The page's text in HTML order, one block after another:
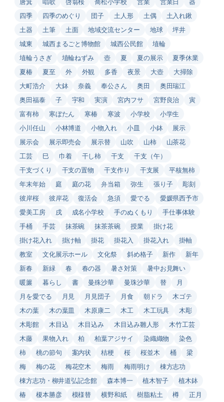
四季
四季のめぐり 団子 土人形 土偶
土入れ鍬
土器
土筆 土面 地域交流センター 地球
坪井
城東
城西まるごと博物館 城西公民館
埴輪
埴輪うさぎ
埴輪ねずみ 壺 夏 夏の展示
夏季休業
夏椿
夏至 外 外観 多香 夜景 大壺
大掃除
大町浩介
大鉢 奈義 奉公さん 奥田
奥田瑞江
奥田福泰
子 宇和 実演 宮内フサ 宮野良治
寅
富有柿
寒ぼたん 寒椿 寒波 小学校
小学生
小川任山
小林博道 小物入れ 小皿 小鉢
展示
展示会
展示即売会 展示替 山吹 山柿
山茶花
工芸
巳 巾着 干し柿 干支
干支（午）
干支づくり
干支の置物 干支作り 干支展
平核無柿
年末年始
庭 庭の花 弁当箱 弥生 張り子
彫刻
彼岸桜
彼岸花 復活会 急須 愛でる
愛媛県西予市
愛美工房
戌 成名小学校 手のぬくもり
手仕事体験
手桶
手芸 抹茶碗 抹茶茶碗 授業
掛け花
掛け花入れ
掛け軸 掛花 掛花入 掛花入れ
掛軸
教室
文化展示ホール 文化祭 斜め格子 新作
新年
新春
新緑 春 春の器 暑さ対策
暑中お見舞い
暖簾
暮らし 書 曼殊沙華 曼珠沙華 替
月
月を愛でる
月見 月見団子 月食 朝ドラ
木ゴテ
木の葉
木の葉皿 木原康二 木工 木工玩具
木彫
木彫館
木目込 木目込み 木目込み雛人形
木竹工芸
木藤
果物入れ 柏 柏葉アジサイ 染織織物
染色
柿
桃の節句 案内状 桔梗 桜 桜並木 桶
梁
梅
梅の花 梅花空木 梅雨 梅雨明け
棟方志功
棟方志功・柳井道弘記念館
森本博一 植木智子
植木鉢
椿
榎本勝彦 模様替 横野和紙 樹脂粘土 樽 正月